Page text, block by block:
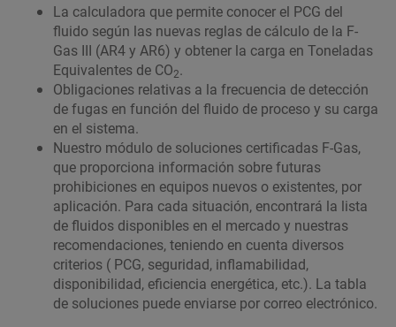
La calculadora que permite conocer el PCG del
fluido según las nuevas reglas de cálculo de la F-
Gas III (AR4 y AR6) y obtener la carga en Toneladas
Equivalentes de CO2.
Obligaciones relativas a la frecuencia de detección
de fugas en función del fluido de proceso y su carga
en el sistema.
Nuestro módulo de soluciones certificadas F-Gas,
que proporciona información sobre futuras
prohibiciones en equipos nuevos o existentes, por
aplicación. Para cada situación, encontrará la lista
de fluidos disponibles en el mercado y nuestras
recomendaciones, teniendo en cuenta diversos
criterios ( PCG, seguridad, inflamabilidad,
disponibilidad, eficiencia energética, etc.). La tabla
de soluciones puede enviarse por correo electrónico.